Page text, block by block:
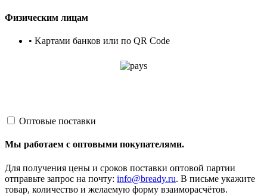
Физическим лицам
• Kартами банков или по QR Code
Оптовые поставки
Мы работаем с оптовыми покупателями.
Для получения цены и сроков поставки оптовой партии
отправьте запрос на почту: info@bready.ru. В письме укажите
товар, количество и желаемую форму взаиморасчётов.